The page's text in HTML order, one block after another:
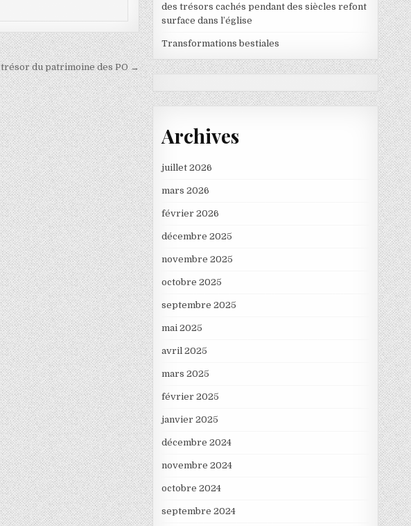
trésor du patrimoine des PO →
des trésors cachés pendant des siècles refont
surface dans l’église
Transformations bestiales
Archives
juillet 2026
mars 2026
février 2026
décembre 2025
novembre 2025
octobre 2025
septembre 2025
mai 2025
avril 2025
mars 2025
février 2025
janvier 2025
décembre 2024
novembre 2024
octobre 2024
septembre 2024